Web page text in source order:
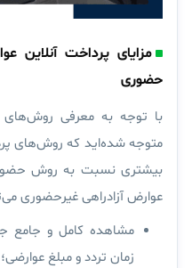
مزایای پرداخت آنلاین
حضوری
با توجه به معرفی روش‌های
متوجه شده‌اید که روش‌های
بیشتری نسبت به روش‌
عوارض آزادراهی غیرحضوری
مشاهده کامل و جامع
زمان تردد و مبلغ عوارضی؛